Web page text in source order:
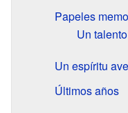
Papeles
Un
Un espíritu
Últimos años